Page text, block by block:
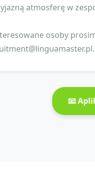
atmosferę w
osoby
.
📧